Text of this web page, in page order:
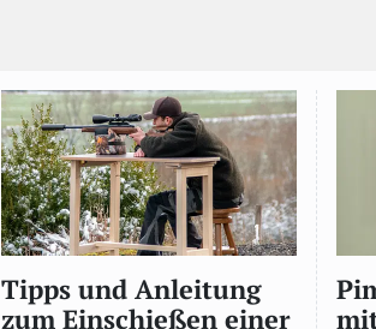
Tipps und Anleitung
zum Einschießen einer